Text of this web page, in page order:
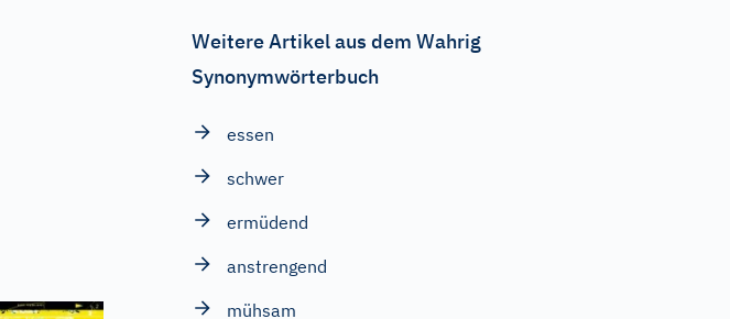
Weitere Artikel aus dem Wahrig
Synonymwörterbuch
essen
schwer
ermüdend
anstrengend
mühsam